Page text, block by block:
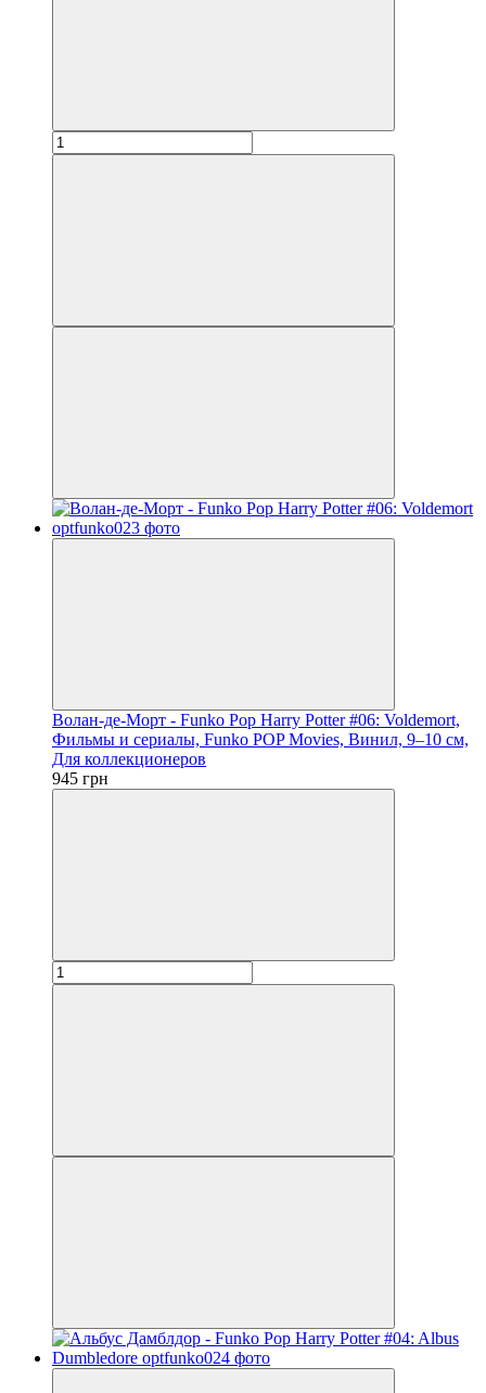
Волан-де-Морт - Funko Pop Harry Potter #06: Voldemort,
Фильмы и сериалы, Funko POP Movies, Винил, 9–10 см,
Для коллекционеров
945 грн